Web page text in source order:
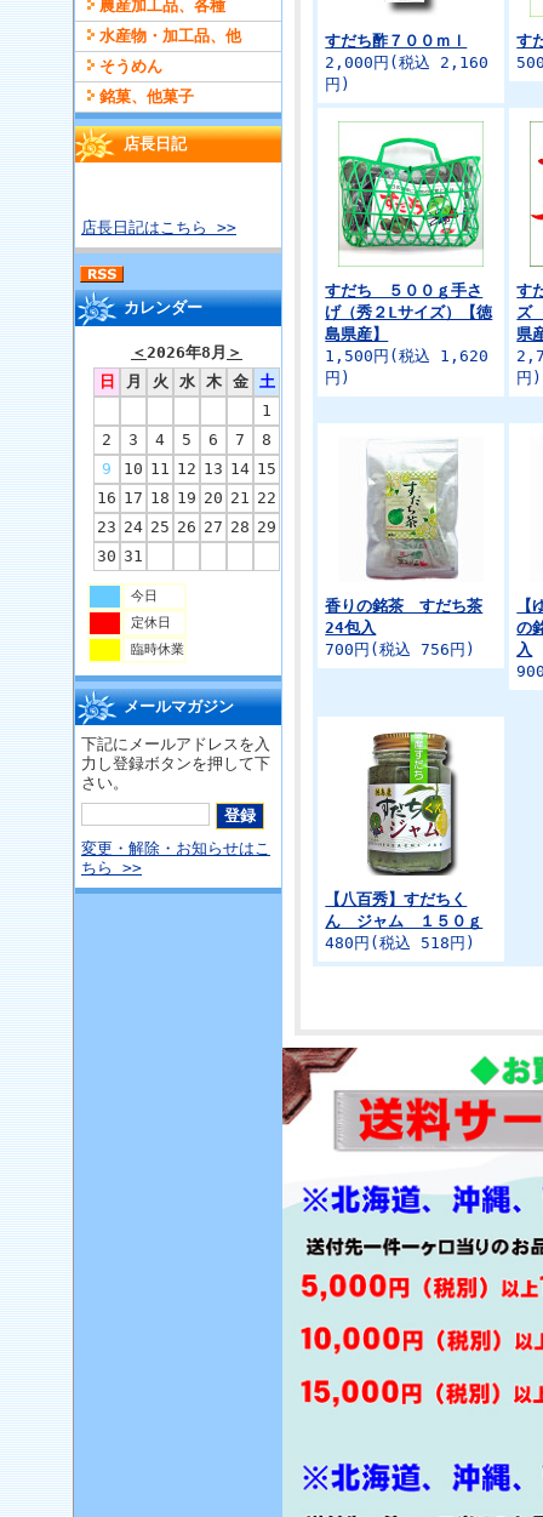
農産加工品、各種
水産物・加工品、他
そうめん
銘菓、他菓子
店長日記
店長日記はこちら >>
カレンダー
＜2026年8月 ＞
日
月 火 水 木 金
土
1
2
3 4 5 6 7
8
9
10 11 12 13 14 15
16 17 18 19 20 21 22
23 24 25 26 27 28 29
30 31
今日
定休日
臨時休業
メールマガジン
下記にメールアドレスを入
力し登録ボタンを押して下
さい。
変更・解除・お知らせはこ
ちら >>
すだち酢７００ｍｌ
2,000円(税込 2,160
円)
す
すだち ５００ｇ手さ
げ（秀２Lサイズ）【徳
島県産】
1,500円(税込 1,620
円)
す
ズ
県
円)
香りの銘茶 すだち茶
24包入
700円(税込 756円)
の
入
【八百秀】すだちく
ん ジャム １５０ｇ
480円(税込 518円)